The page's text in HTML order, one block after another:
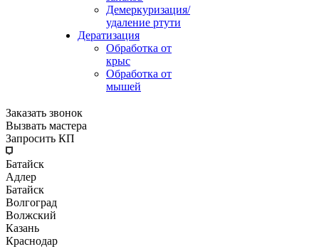
Демеркуризация/
удаление ртути
Дератизация
Обработка от
крыс
Обработка от
мышей
Заказать звонок
Вызвать мастера
Запросить КП
Батайск
Адлер
Батайск
Волгоград
Волжский
Казань
Краснодар